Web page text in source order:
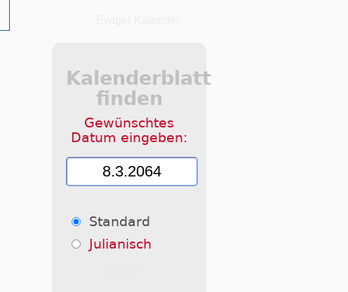
Kalenderblatt
finden
Gewünschtes
Datum eingeben:
Standard
Julianisch